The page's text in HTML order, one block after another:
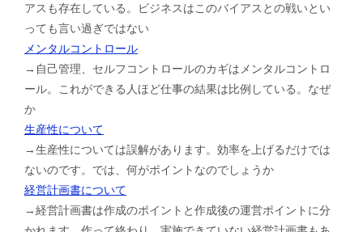
アスも存在している。ビジネスはこのバイアスとの戦いとい
っても言い過ぎではない
メンタルコントロール
→自己管理、セルフコントロールのカギはメンタルコントロ
ール。これができる人ほど仕事の結果は比例している。なぜ
か
生産性について
→生産性については誤解があります。効率を上げるだけでは
ないのです。では、何がポイントなのでしょうか
経営計画書について
→経営計画書は作成のポイントと作成後の運営ポイントに分